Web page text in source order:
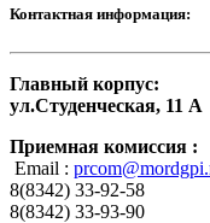
Контактная информация:
Главный корпус:
ул.Студенческая, 11 А
Приемная комиссия :
Email :
8(8342) 33-92-58
8(8342) 33-93-90